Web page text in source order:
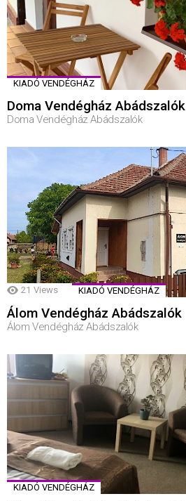
KIADÓ VENDÉGHÁZ
Doma Vendégház Abádszalók
Doma Vendégház Abádszalók
21 Views KIADÓ VENDÉGHÁZ
Álom Vendégház Abádszalók
Álom Vendégház Abádszalók
KIADÓ VENDÉGHÁZ